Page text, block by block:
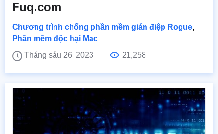
Fuq.com
Chương trình chống phần mềm gián điệp Rogue,
Phần mềm độc hại Mac
Tháng sáu 26, 2023
21,258